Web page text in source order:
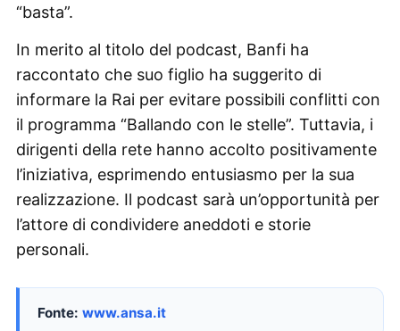
“basta”.
In merito al titolo del podcast, Banfi ha
raccontato che suo figlio ha suggerito di
informare la Rai per evitare possibili conflitti con
il programma “Ballando con le stelle”. Tuttavia, i
dirigenti della rete hanno accolto positivamente
l’iniziativa, esprimendo entusiasmo per la sua
realizzazione. Il podcast sarà un’opportunità per
l’attore di condividere aneddoti e storie
personali.
Fonte: www.ansa.it